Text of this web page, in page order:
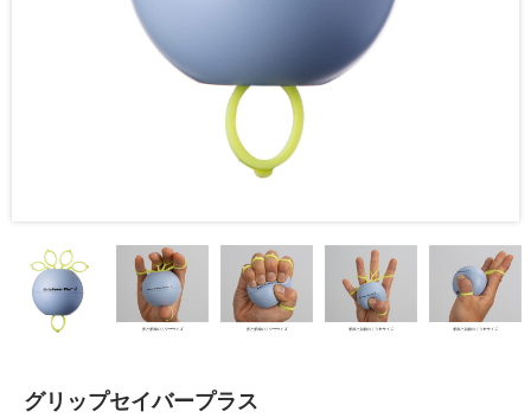
グリップセイバープラス